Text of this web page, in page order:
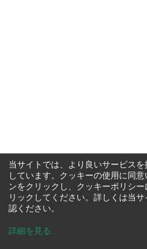
当サイトでは、より良いサービス
しています。クッキーの使用に同
ンをクリックし、クッキーポリシ
リックしてください。詳しくは当サ
認ください。
詳細を見る ...